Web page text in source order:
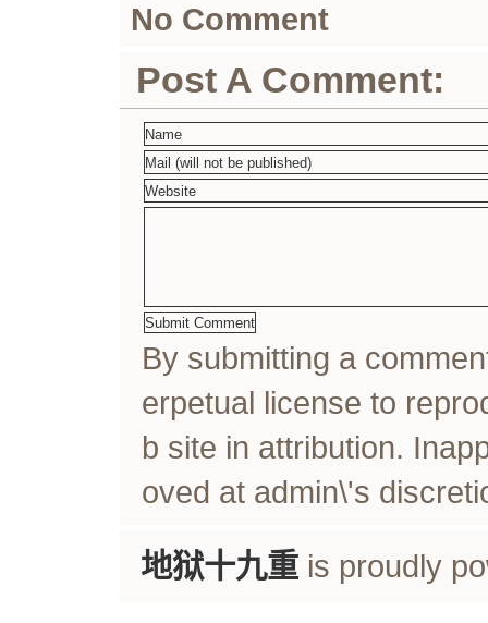
No Comment
Post A Comment:
By submitting a
erpetual license to
b site in attribution.
oved at admin\'s
地狱十九重is proudly